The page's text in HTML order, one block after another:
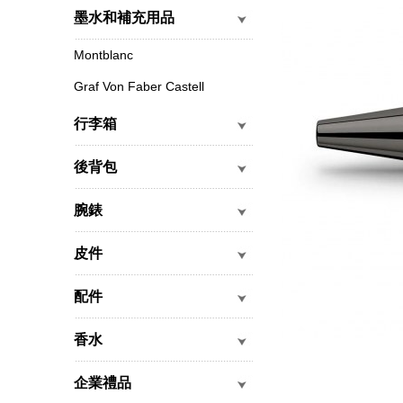
墨水和補充用品
Montblanc
Graf Von Faber Castell
行李箱
後背包
腕錶
皮件
配件
香水
企業禮品